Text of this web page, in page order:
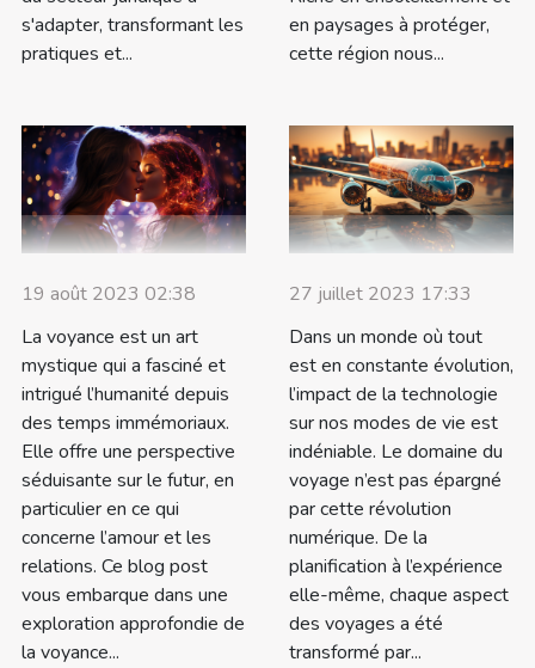
s'adapter, transformant les
pratiques et...
en paysages à protéger,
cette région nous...
19 août 2023 02:38
La voyance est un art
mystique qui a fasciné et
intrigué l’humanité depuis
des temps immémoriaux.
Elle offre une perspective
séduisante sur le futur, en
particulier en ce qui
concerne l’amour et les
relations. Ce blog post
vous embarque dans une
exploration approfondie de
la voyance...
27 juillet 2023 17:33
Dans un monde où tout
est en constante évolution,
l’impact de la technologie
sur nos modes de vie est
indéniable. Le domaine du
voyage n’est pas épargné
par cette révolution
numérique. De la
planification à l’expérience
elle-même, chaque aspect
des voyages a été
transformé par...